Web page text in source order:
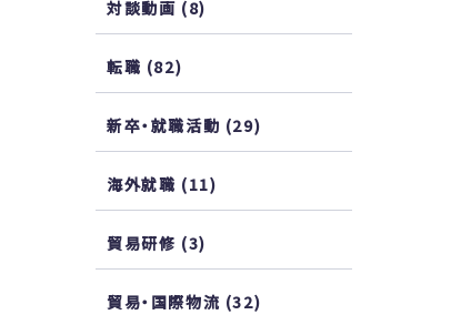
対談動画 (8)
転職 (82)
新卒・就職活動 (29)
海外就職 (11)
貿易研修 (3)
貿易・国際物流 (32)